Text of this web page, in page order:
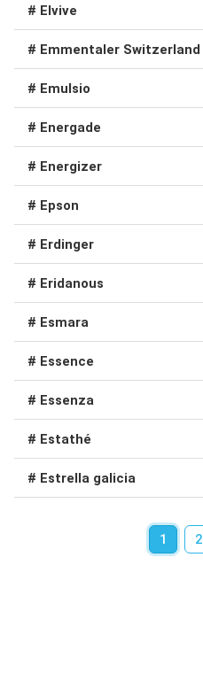
# Elvive
# Emmentaler Switzerland
# Emulsio
# Energade
# Energizer
# Epson
# Erdinger
# Eridanous
# Esmara
# Essence
# Essenza
# Estathé
# Estrella galicia
1 2